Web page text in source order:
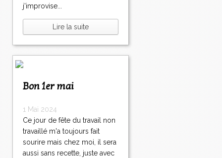
j'improvise...
Lire la suite
Bon 1er mai
1 Mai 2024
Ce jour de fête du travail non
travaillé m'a toujours fait
sourire mais chez moi, il sera
aussi sans recette, juste avec